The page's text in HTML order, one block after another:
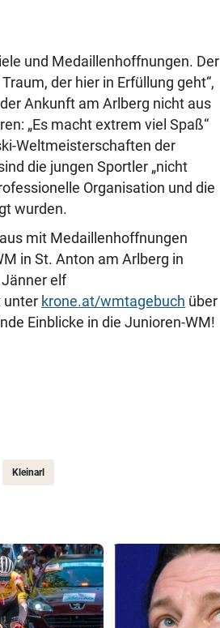
und Medaillenhoffnungen. Der
der hier in Erfüllung geht“,
Ankunft am Arlberg nicht aus
„Es macht extrem viel Spaß“
Weltmeisterschaften der
die jungen Sportler „nicht
Organisation und die
wurden.
mit Medaillenhoffnungen
in St. Anton am Arlberg in
elf
unter krone.at/wmtagebuch über
Einblicke in die Junioren-WM!
Kleinarl